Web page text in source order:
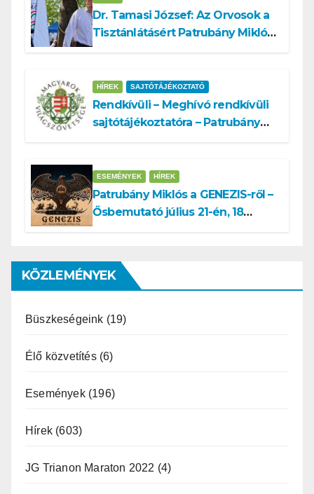
Dr. Tamasi József: Az Orvosok a
Tisztánlátásért Patrubány Miklóst
HÍREK SAJTÓTÁJÉKOZTATÓ
Rendkívüli – Meghívó rendkívüli
sajtótájékoztatóra – Patrubány
támadás
ESEMÉNYEK HÍREK
Patrubány Miklós a GENEZIS-ről –
Ősbemutató július 21-én, 18
KÖZLEMÉNYEK
Büszkeségeink (19)
Élő közvetítés(6)
Események(196)
Hírek (603)
JG Trianon Maraton 2022 (4)